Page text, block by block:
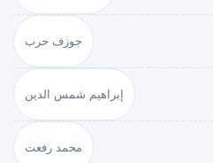
جوزف حرب
إبراهيم شمس الدين
محمد رفعت